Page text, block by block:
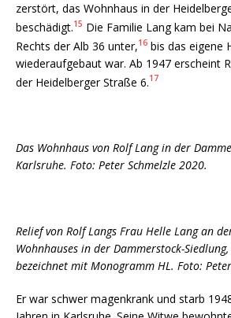
zerstört, das Wohnhaus in der
beschädigt.15 Die Familie Lang kam bei
Rechts der Alb 36 unter,16 bis das eigene
wiederaufgebaut war. Ab 1947 erscheint
der Heidelberger Straße 6.17
Das Wohnhaus von Rolf Lang in der
Karlsruhe. Foto: Peter Schmelzle 2020.
Relief von Rolf Langs Frau Helle Lang an
Wohnhauses in der Dammerstock-
bezeichnet mit Monogramm HL. Foto:
Er war schwer magenkrank und starb